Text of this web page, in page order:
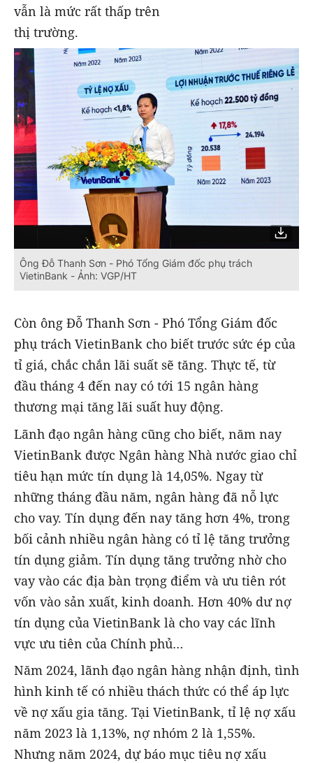
vẫn là mức rất thấp trên
thị trường.
Ông Đỗ Thanh Sơn - Phó Tổng Giám đốc phụ trách
VietinBank - Ảnh: VGP/HT
Còn ông Đỗ Thanh Sơn - Phó Tổng Giám đốc
phụ trách VietinBank cho biết trước sức ép của
tỉ giá, chắc chắn lãi suất sẽ tăng. Thực tế, từ
đầu tháng 4 đến nay có tới 15 ngân hàng
thương mại tăng lãi suất huy động.
Lãnh đạo ngân hàng cũng cho biết, năm nay
VietinBank được Ngân hàng Nhà nước giao chỉ
tiêu hạn mức tín dụng là 14,05%. Ngay từ
những tháng đầu năm, ngân hàng đã nỗ lực
cho vay. Tín dụng đến nay tăng hơn 4%, trong
bối cảnh nhiều ngân hàng có tỉ lệ tăng trưởng
tín dụng giảm. Tín dụng tăng trưởng nhờ cho
vay vào các địa bàn trọng điểm và ưu tiên rót
vốn vào sản xuất, kinh doanh. Hơn 40% dư nợ
tín dụng của VietinBank là cho vay các lĩnh
vực ưu tiên của Chính phủ…
Năm 2024, lãnh đạo ngân hàng nhận định, tình
hình kinh tế có nhiều thách thức có thể áp lực
về nợ xấu gia tăng. Tại VietinBank, tỉ lệ nợ xấu
năm 2023 là 1,13%, nợ nhóm 2 là 1,55%.
Nhưng năm 2024, dự báo mục tiêu nợ xấu